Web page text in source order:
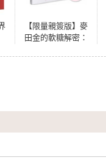
【限量親簽版】麥
田金的軟糖解密：